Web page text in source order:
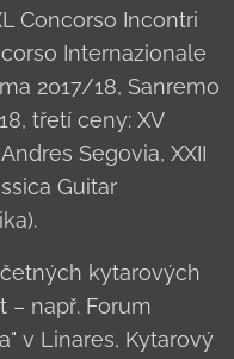
Concorso Incontri
Internazionale
2017/18, Sanremo
třetí ceny: XV
Segovia, XXII
Guitar
kytarových
např. Forum
v Linares, Kytarový